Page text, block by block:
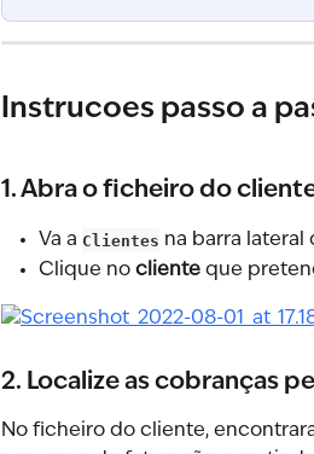
Instrucoes passo a
1. Abra o ficheiro do
Va a Clientes na barra lateral
Clique no cliente que
2. Localize as cobranças
No ficheiro do cliente,